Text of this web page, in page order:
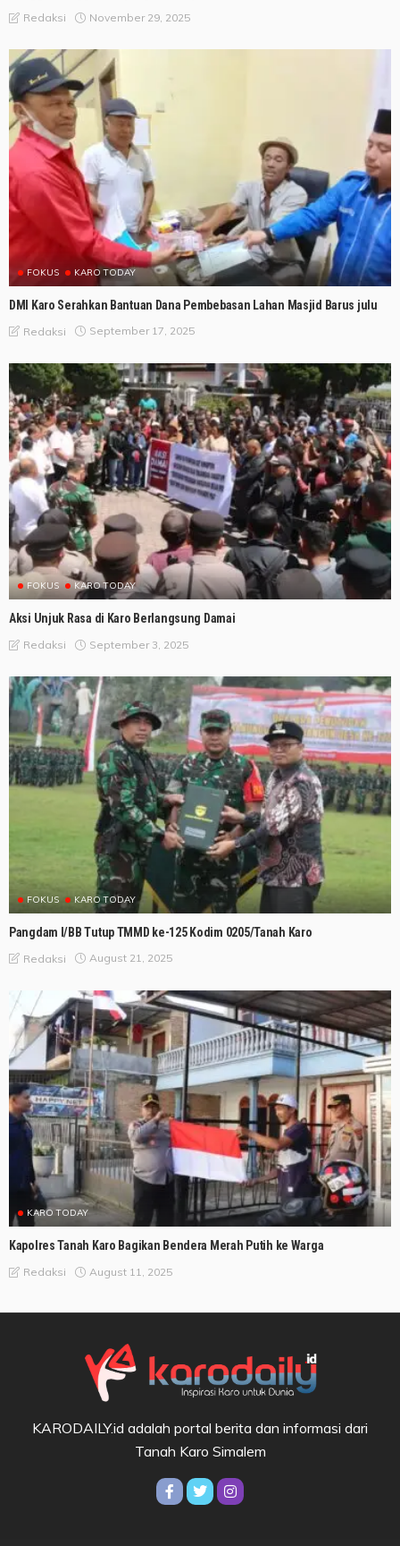
Redaksi November 29, 2025
FOKUS KARO TODAY
DMI Karo Serahkan Bantuan Dana Pembebasan Lahan Masjid Barus julu
Redaksi September 17, 2025
FOKUS KARO TODAY
Aksi Unjuk Rasa di Karo Berlangsung Damai
Redaksi September 3, 2025
FOKUS KARO TODAY
Pangdam I/BB Tutup TMMD ke-125 Kodim 0205/Tanah Karo
Redaksi August 21, 2025
KARO TODAY
Kapolres Tanah Karo Bagikan Bendera Merah Putih ke Warga
Redaksi August 11, 2025
KARODAILY.id adalah portal berita dan informasi dari
Tanah Karo Simalem